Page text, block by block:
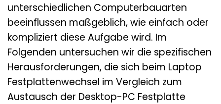
unterschiedlichen Computerbauarten
beeinflussen maßgeblich, wie einfach oder
kompliziert diese Aufgabe wird. Im
Folgenden untersuchen wir die spezifischen
Herausforderungen, die sich beim Laptop
Festplattenwechsel im Vergleich zum
Austausch der Desktop-PC Festplatte